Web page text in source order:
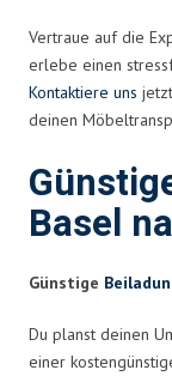
Vertraue auf die
erlebe einen
Kontaktiere uns
deinen
Basel
Günstige
Du planst deinen
einer